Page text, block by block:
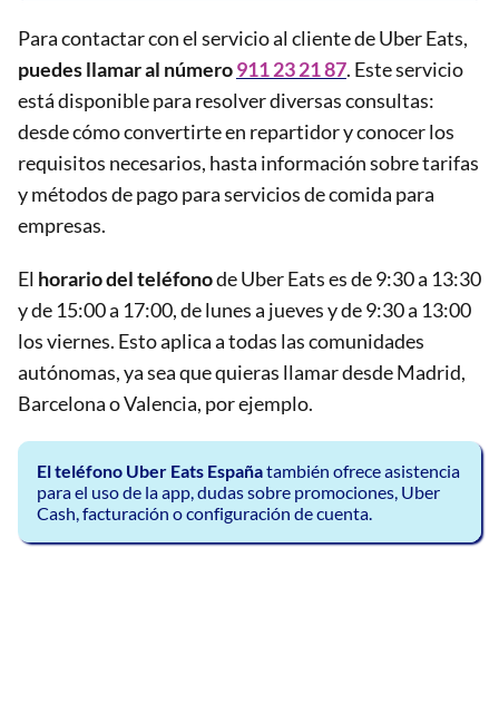
Para contactar con el servicio al cliente de Uber Eats,
puedes llamar al número911 23 21 87. Este servicio
está disponible para resolver diversas consultas:
desde cómo convertirte en repartidor y conocer los
requisitos necesarios, hasta información sobre tarifas
y métodos de pago para servicios de comida para
empresas.
El horario del teléfonode Uber Eats es de 9:30 a 13:30
y de 15:00 a 17:00, de lunes a jueves y de 9:30 a 13:00
los viernes. Esto aplica a todas las comunidades
autónomas, ya sea que quieras llamar desde Madrid,
Barcelona o Valencia, por ejemplo.
El teléfono Uber Eats Españatambién ofrece asistencia
para el uso de la app, dudas sobre promociones, Uber
Cash, facturación o configuración de cuenta.